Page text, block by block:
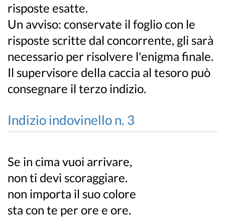
risposte esatte.
Un avviso: conservate il foglio con le
risposte scritte dal concorrente, gli sarà
necessario per risolvere l'enigma finale.
Il supervisore della caccia al tesoro può
consegnare il terzo indizio.
Indizio indovinello n. 3
Se in cima vuoi arrivare,
non ti devi scoraggiare.
non importa il suo colore
sta con te per ore e ore.